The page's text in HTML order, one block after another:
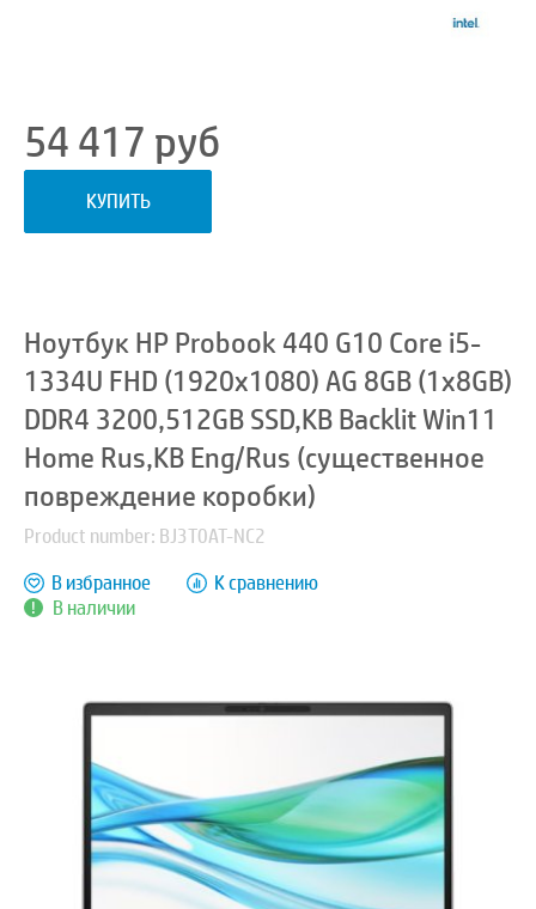
54 417 руб
КУПИТЬ
Ноутбук HP Probook 440 G10 Core i5-
1334U FHD (1920x1080) AG 8GB (1x8GB)
DDR4 3200,512GB SSD,KB Backlit Win11
Home Rus,KB Eng/Rus (существенное
повреждение коробки)
Product number: BJ3T0AT-NC2
В наличии
В избранное К сравнению